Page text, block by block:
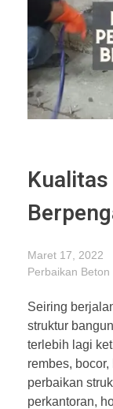
Maret 17, 2022
Perbaikan Beton
Seiring
struktur
terlebih lagi
rembes,
perbaikan
perkantoran,